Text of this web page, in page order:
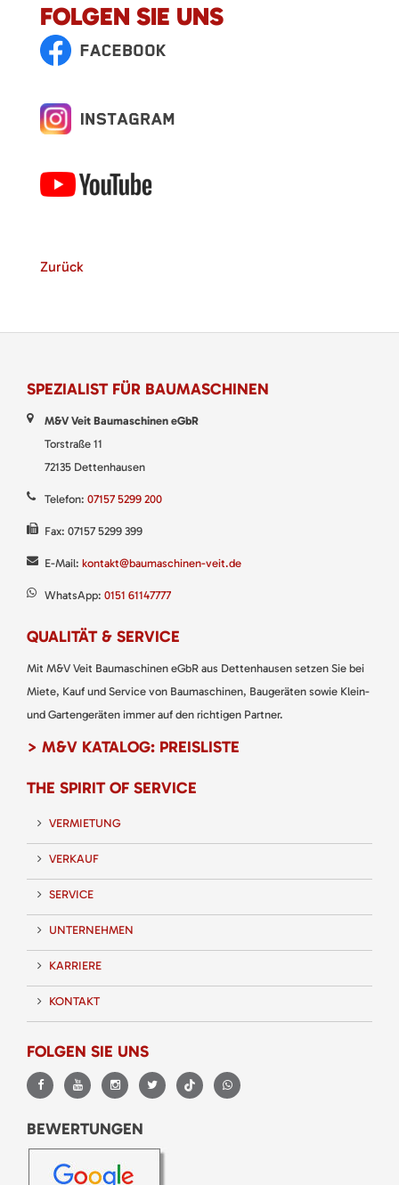
FOLGEN SIE UNS
Zurück
SPEZIALIST FÜR BAUMASCHINEN
M&V Veit Baumaschinen eGbR
Torstraße 11
72135 Dettenhausen
Telefon: 07157 5299 200
Fax: 07157 5299 399
E-Mail: kontakt@baumaschinen-veit.de
WhatsApp: 0151 61147777
QUALITÄT & SERVICE
Mit M&V Veit Baumaschinen eGbR aus Dettenhausen setzen Sie bei
Miete, Kauf und Service von Baumaschinen, Baugeräten sowie Klein-
und Gartengeräten immer auf den richtigen Partner.
> M&V KATALOG: PREISLISTE
THE SPIRIT OF SERVICE
VERMIETUNG
VERKAUF
SERVICE
UNTERNEHMEN
KARRIERE
KONTAKT
FOLGEN SIE UNS
BEWERTUNGEN